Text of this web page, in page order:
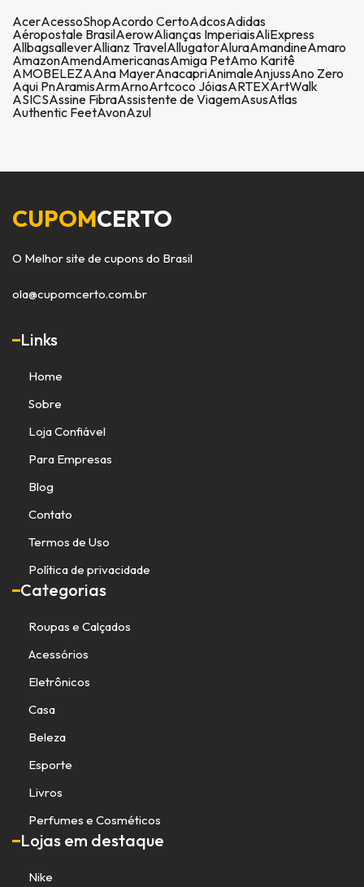
AcerAcessoShopAcordo CertoAdcosAdidas
Aéropostale BrasilAerowAlianças ImperiaisAliExpress
AllbagsalleverAllianz TravelAllugatorAluraAmandineAmaro
AmazonAmendAmericanasAmiga PetAmo Karitê
AMOBELEZAAna MayerAnacapriAnimaleAnjussAno Zero
Aqui PnAramisArmArnoArtcoco JóiasARTEXArtWalk
ASICSAssine FibraAssistente de ViagemAsusAtlas
Authentic FeetAvonAzul
CUPOMCERTO
O Melhor site de cupons do Brasil
ola@cupomcerto.com.br
Links
Home
Sobre
Loja Confiável
Para Empresas
Blog
Contato
Termos de Uso
Política de privacidade
Categorias
Roupas e Calçados
Acessórios
Eletrônicos
Casa
Beleza
Esporte
Livros
Perfumes e Cosméticos
Lojas em destaque
Nike